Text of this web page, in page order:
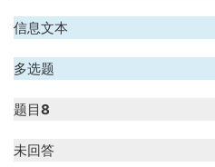
信息文本
多选题
题目8
未回答